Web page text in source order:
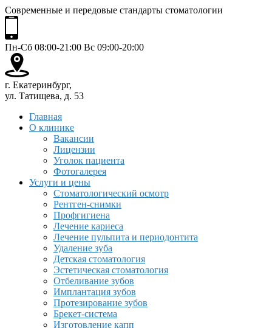
Современные и передовые стандарты стоматологии
Пн-Сб 08:00-21:00 Вс 09:00-20:00
г. Екатеринбург,
ул. Татищева, д. 53
Главная
О клинике
Вакансии
Лицензии
Уголок пациента
Фотогалерея
Услуги и цены
Стоматологический осмотр
Рентген-снимки
Профгигиена
Лечение кариеса
Лечение пульпита и периодонтита
Удаление зуба
Детская стоматология
Эстетическая стоматология
Отбеливание зубов
Имплантация зубов
Протезирование зубов
Брекет-система
Изготовление капп